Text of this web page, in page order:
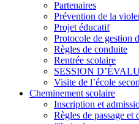
Partenaires
Prévention de la
Projet éducatif
Protocole de gestion
Règles de conduite
Rentrée scolaire
SESSION
Visite de l’école
Cheminement scolaire
Inscription et
Règles de passage et